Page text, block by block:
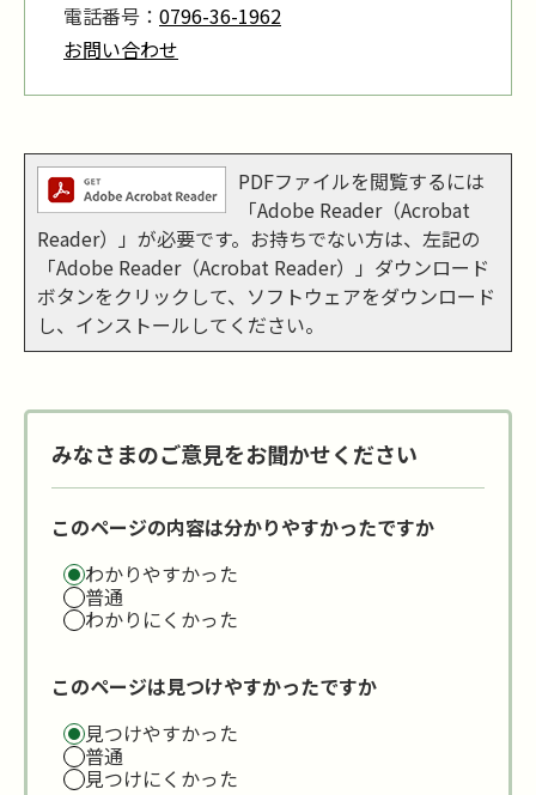
電話番号： 0796-36-1962
お問い合わせ
PDFファイルを閲覧するには
「Adobe Reader（Acrobat
Reader）」が必要です。お持ちでない方は、左記の
「Adobe Reader（Acrobat Reader）」ダウンロード
ボタンをクリックして、ソフトウェアをダウンロード
し、インストールしてください。
みなさまのご意見をお聞かせください
このページの内容は分かりやすかったですか
わかりやすかった
普通
わかりにくかった
このページは見つけやすかったですか
見つけやすかった
普通
見つけにくかった